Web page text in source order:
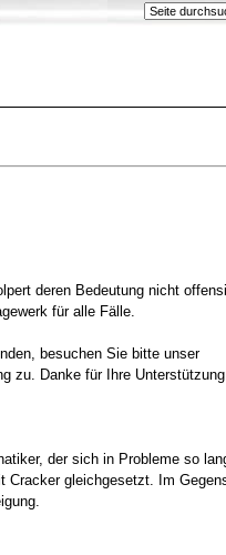
deren Bedeutung nicht
für alle Fälle.
besuchen Sie bitte unser
zu. Danke für Ihre
der sich in Probleme so
Cracker gleichgesetzt. Im